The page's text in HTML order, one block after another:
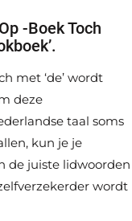
-boek Toch
met ‘de’ wordt
deze
taal soms
kun je je
de juiste lidwoorden
wordt